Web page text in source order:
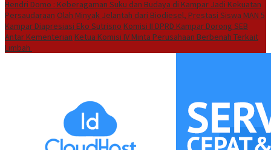
Hendri Domo : Keberagaman Suku dan Budaya di Kampar Jadi Kekuatan
Persaudaraan Olah Minyak Jelantah dari Biodiesel, Prestasi Siswa MAN 5
Kampar Diapresiasi Eko Sutrisno Komisi II DPRD Kampar Dorong SEB
Antar Kementerian Ketua Komisi IV Minta Perusahaan Berbenah Terkait
Limbah